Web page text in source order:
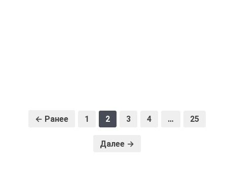
← Ранее 1 2 3 4 … 25
Далее →